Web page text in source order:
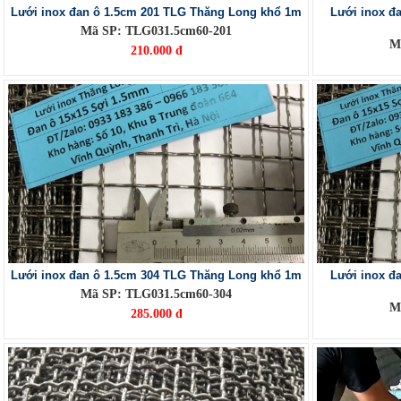
Lưới inox đan ô 1.5cm 201 TLG Thăng Long khổ 1m
Mã SP: TLG031.5cm60-201
210.000 đ
Lưới inox
Lưới inox đan ô 1.5cm 304 TLG Thăng Long khổ 1m
Mã SP: TLG031.5cm60-304
285.000 đ
Lưới inox